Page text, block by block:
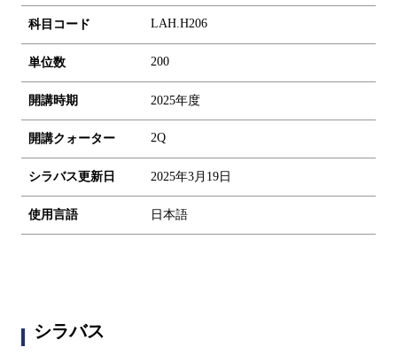
科目コード LAH.H206
単位数 200
開講時期 2025年度
開講クォーター 2Q
シラバス更新日 2025年3月19日
使用言語 日本語
シラバス